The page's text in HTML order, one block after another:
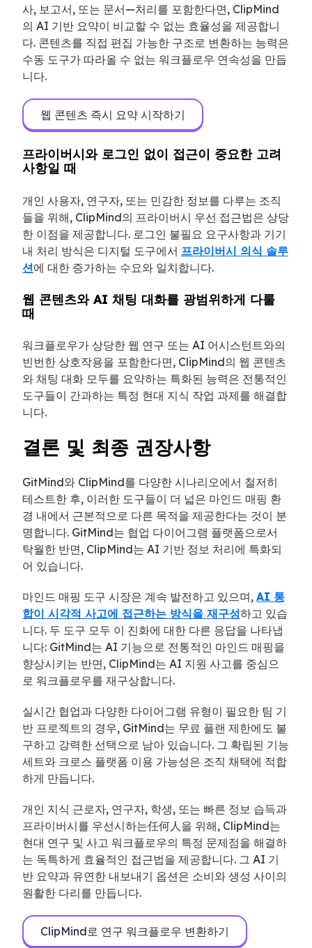
사, 보고서, 또는 문서—처리를 포함한다면, ClipMind
의 AI 기반 요약이 비교할 수 없는 효율성을 제공합니
다. 콘텐츠를 직접 편집 가능한 구조로 변환하는 능력은
수동 도구가 따라올 수 없는 워크플로우 연속성을 만듭
니다.
웹 콘텐츠 즉시 요약 시작하기
프라이버시와 로그인 없이 접근이 중요한 고려
사항일 때
개인 사용자, 연구자, 또는 민감한 정보를 다루는 조직
들을 위해, ClipMind의 프라이버시 우선 접근법은 상당
한 이점을 제공합니다. 로그인 불필요 요구사항과 기기
내 처리 방식은 디지털 도구에서 프라이버시 의식 솔루
션에 대한 증가하는 수요와 일치합니다.
웹 콘텐츠와 AI 채팅 대화를 광범위하게 다룰
때
워크플로우가 상당한 웹 연구 또는 AI 어시스턴트와의
빈번한 상호작용을 포함한다면, ClipMind의 웹 콘텐츠
와 채팅 대화 모두를 요약하는 특화된 능력은 전통적인
도구들이 간과하는 특정 현대 지식 작업 과제를 해결합
니다.
결론 및 최종 권장사항
GitMind와 ClipMind를 다양한 시나리오에서 철저히
테스트한 후, 이러한 도구들이 더 넓은 마인드 매핑 환
경 내에서 근본적으로 다른 목적을 제공한다는 것이 분
명합니다. GitMind는 협업 다이어그램 플랫폼으로서
탁월한 반면, ClipMind는 AI 기반 정보 처리에 특화되
어 있습니다.
마인드 매핑 도구 시장은 계속 발전하고 있으며, AI 통
합이 시각적 사고에 접근하는 방식을 재구성하고 있습
니다. 두 도구 모두 이 진화에 대한 다른 응답을 나타냅
니다: GitMind는 AI 기능으로 전통적인 마인드 매핑을
향상시키는 반면, ClipMind는 AI 지원 사고를 중심으
로 워크플로우를 재구상합니다.
실시간 협업과 다양한 다이어그램 유형이 필요한 팀 기
반 프로젝트의 경우, GitMind는 무료 플랜 제한에도 불
구하고 강력한 선택으로 남아 있습니다. 그 확립된 기능
세트와 크로스 플랫폼 이용 가능성은 조직 채택에 적합
하게 만듭니다.
개인 지식 근로자, 연구자, 학생, 또는 빠른 정보 습득과
프라이버시를 우선시하는任何人을 위해, ClipMind는
현대 연구 및 사고 워크플로우의 특정 문제점을 해결하
는 독특하게 효율적인 접근법을 제공합니다. 그 AI 기
반 요약과 유연한 내보내기 옵션은 소비와 생성 사이의
원활한 다리를 만듭니다.
ClipMind로 연구 워크플로우 변환하기